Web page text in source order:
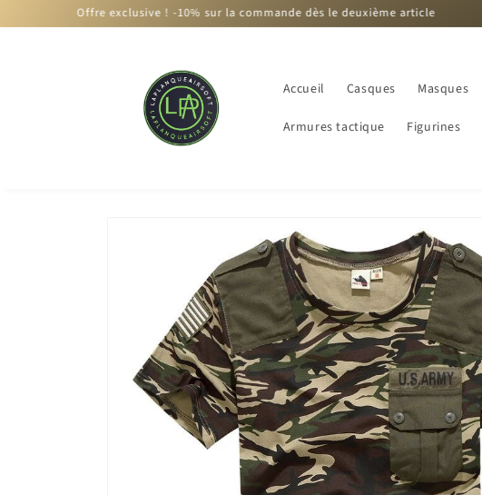
exclusive ! -10% sur la commande dès le deuxième article
Accueil Casques Masques
Armures tactique Figurines